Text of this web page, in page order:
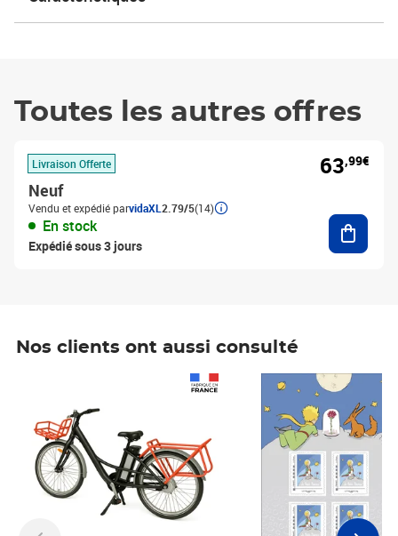
Toutes les autres offres
Livraison Offerte
Neuf
Vendu et expédié parvidaXL 2.79/5(14)
En stock
Expédié sous 3 jours
63,99€
Nos clients ont aussi consulté
Prix 7,50€